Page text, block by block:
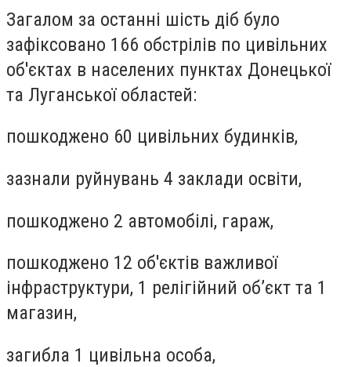
Загалом за останні шість діб було
зафіксовано 166 обстрілів по цивільних
об'єктах в населених пунктах Донецької
та Луганської областей:
пошкоджено 60 цивільних будинків,
зазнали руйнувань 4 заклади освіти,
пошкоджено 2 автомобілі, гараж,
пошкоджено 12 об'єктів важливої
інфраструктури, 1 релігійний об’єкт та 1
магазин,
загибла 1 цивільна особа,